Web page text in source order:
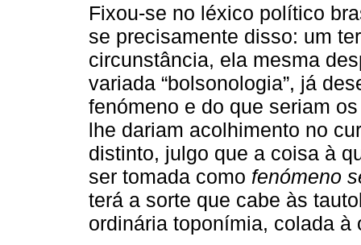
Fixou-se no léxico político
se precisamente disso: um
circunstância, ela mesma
variada “bolsonologia”, já
fenómeno e do que seriam
lhe dariam acolhimento no
distinto, julgo que a coisa à
ser tomada como fenómeno
terá a sorte que cabe às
ordinária toponímia, colada